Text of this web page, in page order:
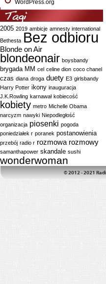
WordPress.org
Tagi
2005 2019 ambicje amnesty international
Bethesta Bez odbioru
Blonde on Air
blondeonair boysbandy
brygada MM cel celine dion coco chanel
czas diana droga duety E3 girlsbandy
Harry Potter ikony inauguracja
J.K.Rowling karnawał kobiecość
kobiety metro Michelle Obama
narcyzm nawyki Niepodległość
organizacja piosenki pogoda
poniedziałek r poranek postanowienia
przebój radio r rozmowa rozmowy
samanthapower skandale sushi
wonderwoman
© 2012 - 2021